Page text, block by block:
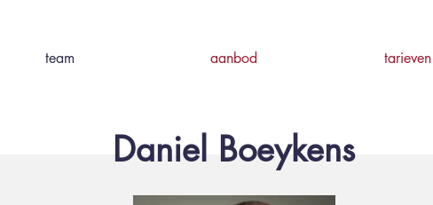
team aanbod tarieven
Daniel Boeykens